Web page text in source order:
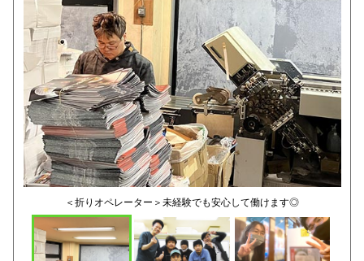
＜折りオペレーター＞未経験でも安心して働けます◎